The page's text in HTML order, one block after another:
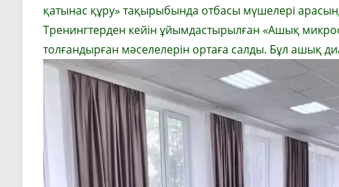
қатынас құру» тақырыбында отбасы мүшелері
Тренингтерден кейін ұйымдастырылған «Ашық
толғандырған мәселелерін ортаға салды. Бұл ашық